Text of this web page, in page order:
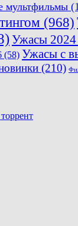
мультфильмы
(968)
Ужасы 2024
(58) Ужасы с
(210)